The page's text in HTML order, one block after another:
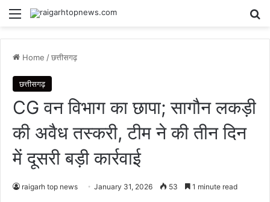
Menu
Home /छत्तीसगढ़
छत्तीसगढ़
CG वन विभाग का छापा; सागौन लकड़ी
की अवैध तस्करी, टीम ने की तीन दिन
में दूसरी बड़ी कार्रवाई
raigarh top news January 31, 2026 53 1 minute read